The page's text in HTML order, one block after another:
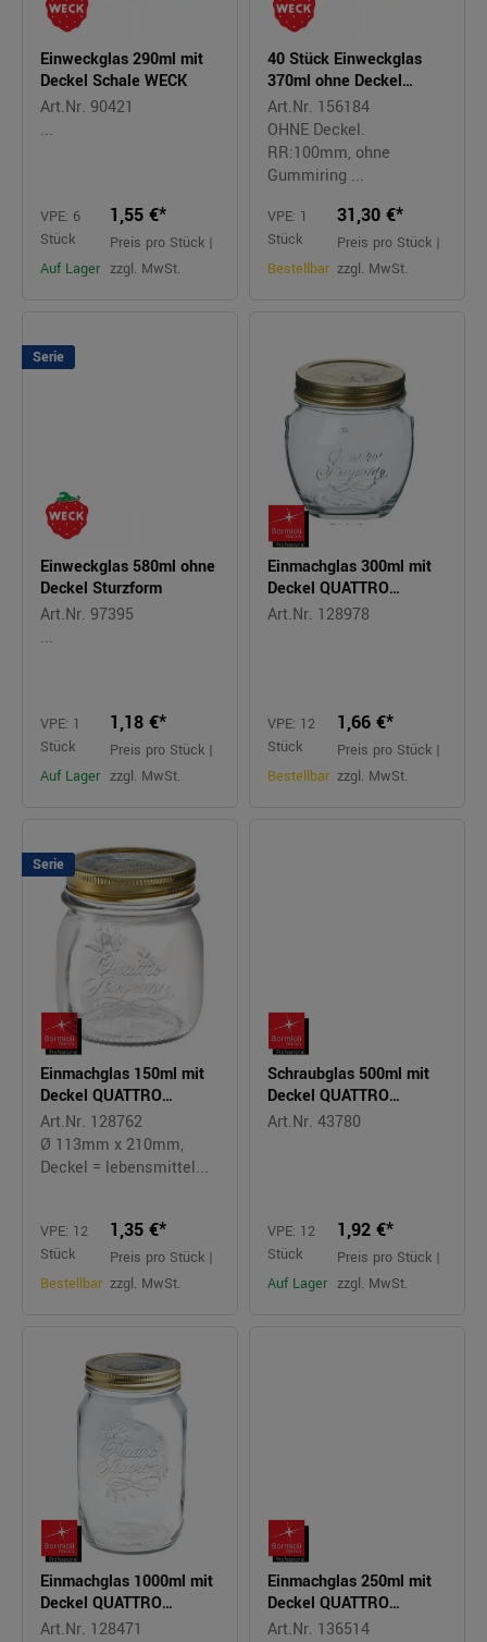
Einweckglas 290ml mit
Deckel Schale WECK
Art.Nr. 90421
...
VPE: 6
Stück
Auf Lager
1,55 €*
Preis pro Stück |
zzgl. MwSt.
40 Stück Einweckglas
370ml ohne Deckel
Sturzform WECK
Art.Nr. 156184
OHNE Deckel.
RR:100mm, ohne
Gummiring ...
VPE: 1
Stück
Bestellbar
31,30 €*
Preis pro Stück |
zzgl. MwSt.
Serie
Einweckglas 580ml ohne
Deckel Sturzform
Art.Nr. 97395
...
VPE: 1
Stück
Auf Lager
1,18 €*
Preis pro Stück |
zzgl. MwSt.
Einmachglas 300ml mit
Deckel QUATTRO
STAGIONI
Art.Nr. 128978
VPE: 12
Stück
Bestellbar
1,66 €*
Preis pro Stück |
zzgl. MwSt.
Serie
Einmachglas 150ml mit
Deckel QUATTRO
STAGIONI
Art.Nr. 128762
Ø 113mm x 210mm,
Deckel = lebensmittel...
VPE: 12
Stück
Bestellbar
1,35 €*
Preis pro Stück |
zzgl. MwSt.
Schraubglas 500ml mit
Deckel QUATTRO
STAGIONI
Art.Nr. 43780
VPE: 12
Stück
Auf Lager
1,92 €*
Preis pro Stück |
zzgl. MwSt.
Einmachglas 1000ml mit
Deckel QUATTRO
STAGIONI
Art.Nr. 128471
Einmachglas 250ml mit
Deckel QUATTRO
STAGIONI
Art.Nr. 136514